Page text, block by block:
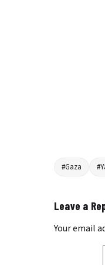
#Gaza
Leave a
Your email